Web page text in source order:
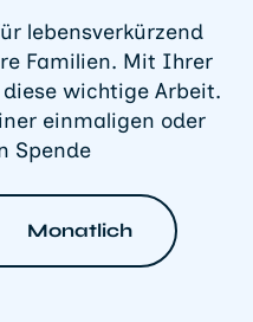
lebensverkürzend
Familien. Mit Ihrer
wichtige Arbeit.
einmaligen oder
Spende
Monatlich